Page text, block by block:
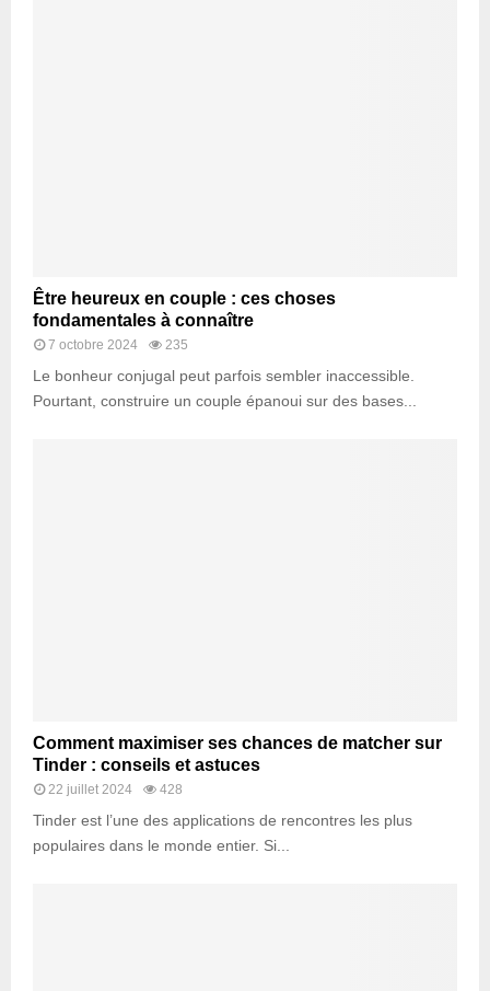
Être heureux en couple : ces choses
fondamentales à connaître
7 octobre 2024 235
Le bonheur conjugal peut parfois sembler inaccessible.
Pourtant, construire un couple épanoui sur des bases...
Comment maximiser ses chances de matcher sur
Tinder : conseils et astuces
22 juillet 2024 428
Tinder est l’une des applications de rencontres les plus
populaires dans le monde entier. Si...